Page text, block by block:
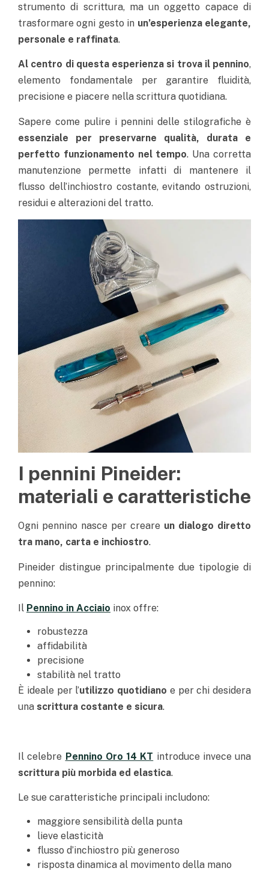
strumento di scrittura, ma un oggetto capace di
trasformare ogni gesto in un’esperienza elegante,
personale e raffinata.
Al centro di questa esperienza si trova il pennino,
elemento fondamentale per garantire fluidità,
precisione e piacere nella scrittura quotidiana.
Sapere come pulire i pennini delle stilografiche è
essenziale per preservarne qualità, durata e
perfetto funzionamento nel tempo. Una corretta
manutenzione permette infatti di mantenere il
flusso dell’inchiostro costante, evitando ostruzioni,
residui e alterazioni del tratto.
I pennini Pineider:
materiali e caratteristiche
Ogni pennino nasce per creare un dialogo diretto
tra mano, carta e inchiostro.
Pineider distingue principalmente due tipologie di
pennino:
Il Pennino in Acciaio inox offre:
robustezza
affidabilità
precisione
stabilità nel tratto
È ideale per l’utilizzo quotidiano e per chi desidera
una scrittura costante e sicura.
Il celebre Pennino Oro 14 KT introduce invece una
scrittura più morbida ed elastica.
Le sue caratteristiche principali includono:
maggiore sensibilità della punta
lieve elasticità
flusso d’inchiostro più generoso
risposta dinamica al movimento della mano